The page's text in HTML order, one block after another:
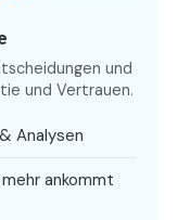
und
und Vertrauen.
Analysen
ankommt